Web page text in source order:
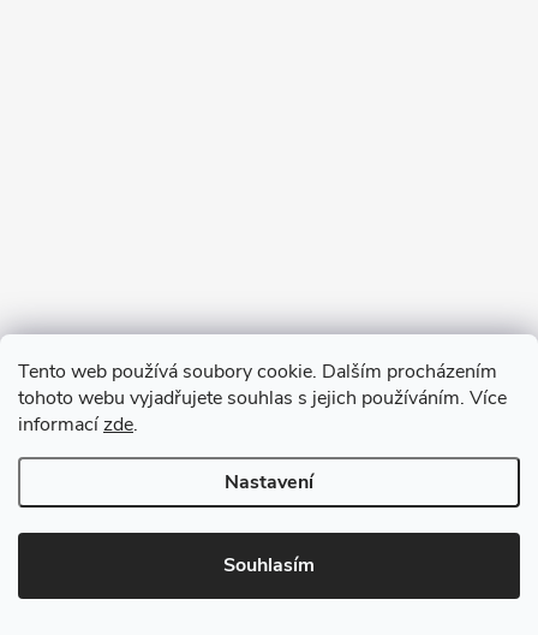
Tento web používá soubory cookie. Dalším procházením
tohoto webu vyjadřujete souhlas s jejich používáním. Více
informacízde.
Nastavení
Souhlasím
Copyright 2026VV DESIGN. Všechna práva vyhrazena.Upravit
nastavení cookies